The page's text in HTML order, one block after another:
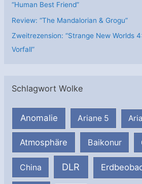
“Human Best Friend”
Review: “The Mandalorian & Grogu”
Zweitrezension: “Strange New Worlds
Vorfall”
Schlagwort Wolke
Anomalie Ariane 5
Atmosphäre Baikonur
China DLR